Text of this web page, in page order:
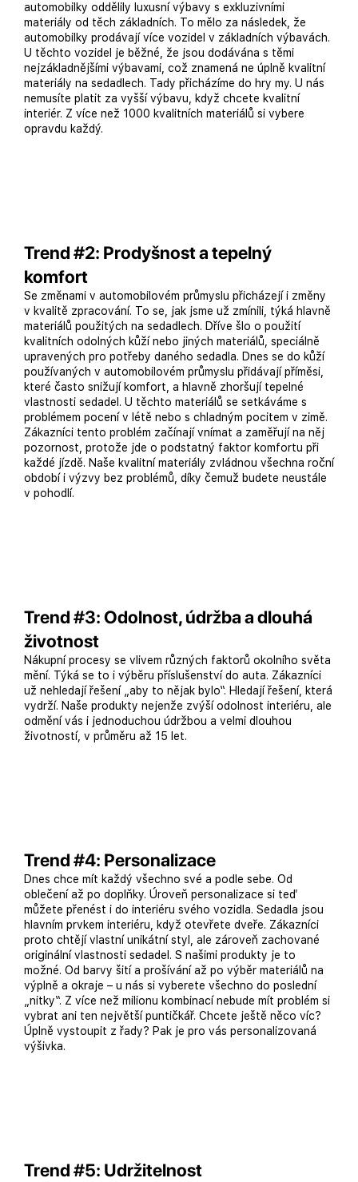
automobilky oddělily luxusní výbavy s exkluzivními
materiály od těch základních. To mělo za následek, že
automobilky prodávají více vozidel v základních výbavách.
U těchto vozidel je běžné, že jsou dodávána s těmi
nejzákladnějšími výbavami, což znamená ne úplně kvalitní
materiály na sedadlech. Tady přicházíme do hry my. U nás
nemusíte platit za vyšší výbavu, když chcete kvalitní
interiér. Z více než 1000 kvalitních materiálů si vybere
opravdu každý.
Trend #2: Prodyšnost a tepelný
komfort
Se změnami v automobilovém průmyslu přicházejí i změny
v kvalitě zpracování. To se, jak jsme už zmínili, týká hlavně
materiálů použitých na sedadlech. Dříve šlo o použití
kvalitních odolných kůží nebo jiných materiálů, speciálně
upravených pro potřeby daného sedadla. Dnes se do kůží
používaných v automobilovém průmyslu přidávají příměsi,
které často snižují komfort, a hlavně zhoršují tepelné
vlastnosti sedadel. U těchto materiálů se setkáváme s
problémem pocení v létě nebo s chladným pocitem v zimě.
Zákazníci tento problém začínají vnímat a zaměřují na něj
pozornost, protože jde o podstatný faktor komfortu při
každé jízdě. Naše kvalitní materiály zvládnou všechna roční
období i výzvy bez problémů, díky čemuž budete neustále
v pohodlí.
Trend #3: Odolnost, údržba a dlouhá
životnost
Nákupní procesy se vlivem různých faktorů okolního světa
mění. Týká se to i výběru příslušenství do auta. Zákazníci
už nehledají řešení „aby to nějak bylo“. Hledají řešení, která
vydrží. Naše produkty nejenže zvýší odolnost interiéru, ale
odmění vás i jednoduchou údržbou a velmi dlouhou
životností, v průměru až 15 let.
Trend #4: Personalizace
Dnes chce mít každý všechno své a podle sebe. Od
oblečení až po doplňky. Úroveň personalizace si teď
můžete přenést i do interiéru svého vozidla. Sedadla jsou
hlavním prvkem interiéru, když otevřete dveře. Zákazníci
proto chtějí vlastní unikátní styl, ale zároveň zachované
originální vlastnosti sedadel. S našimi produkty je to
možné. Od barvy šití a prošívání až po výběr materiálů na
výplně a okraje – u nás si vyberete všechno do poslední
„nitky“. Z více než milionu kombinací nebude mít problém si
vybrat ani ten největší puntičkář. Chcete ještě něco víc?
Úplně vystoupit z řady? Pak je pro vás personalizovaná
výšivka.
Trend #5: Udržitelnost